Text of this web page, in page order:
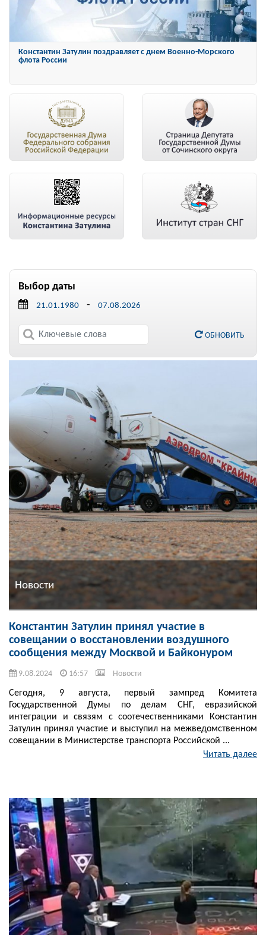
Константин Затулин награжден Орденом «За заслуги перед
Отечеством» IV степени
Выбор даты
-
ОБНОВИТЬ
Новости
Константин Затулин принял участие в
совещании о восстановлении воздушного
сообщения между Москвой и Байконуром
9.08.2024 16:57 Новости
Сегодня, 9 августа, первый зампред Комитета
Государственной Думы по делам СНГ, евразийской
интеграции и связям с соотечественниками Константин
Затулин принял участие и выступил на межведомственном
совещании в Министерстве транспорта Российской ...
Читать далее